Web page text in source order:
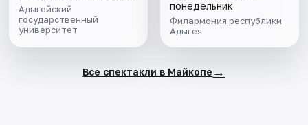
Адыгейский
государственный
университет
понедельник
Филармония республики
Адыгея
Все спектакли в Майкопе →